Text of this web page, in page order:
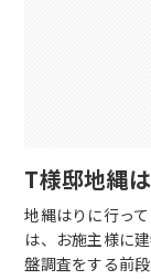
T様邸地縄
地縄はりに行っ
は、お施主様に
盤調査をする前